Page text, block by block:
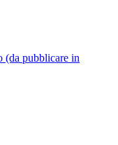
(da pubblicare in